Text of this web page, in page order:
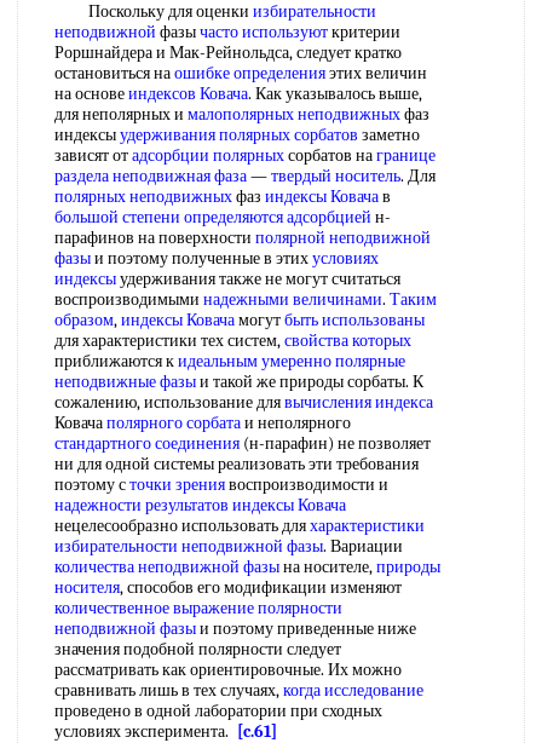
Поскольку для оценки избирательности
неподвижной фазычасто используюткритерии
Роршнайдера и Мак-Рейнольдса, следует кратко
остановиться наошибке определенияэтих величин
на основеиндексов Ковача. Как указывалось выше,
для неполярных и малополярных неподвижныхфаз
индексыудерживания полярных сорбатов заметно
зависят отадсорбции полярныхсорбатов награнице
разделанеподвижная фаза—твердый носитель. Для
полярных неподвижныхфаз индексы Ковачав
большой степени определяются адсорбцией н-
парафинов на поверхности полярной неподвижной
фазыи поэтому полученные в этихусловиях
индексыудерживания также не могут считаться
воспроизводимыми надежными величинами. Таким
образом,индексы Ковачамогутбыть использованы
для характеристики тех систем,свойства которых
приближаются кидеальным умереннополярные
неподвижные фазыи такой же природы сорбаты. К
сожалению, использование длявычисления индекса
Ковачаполярного сорбатаи неполярного
стандартного соединения (н-парафин) не позволяет
ни для одной системы реализовать эти требования
поэтому сточки зрениявоспроизводимости и
надежности результатов индексы Ковача
нецелесообразно использовать дляхарактеристики
избирательности неподвижной фазы. Вариации
количества неподвижной фазына носителе,природы
носителя, способов его модификации изменяют
количественное выражение полярности
неподвижной фазыи поэтому приведенные ниже
значения подобной полярности следует
рассматривать как ориентировочные. Их можно
сравнивать лишь в тех случаях,когда исследование
проведено в одной лаборатории при сходных
условиях эксперимента.
[c.61]